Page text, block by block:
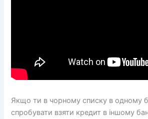
Якщо ти в чорному списку в одному
спробувати взяти кредит в іншому